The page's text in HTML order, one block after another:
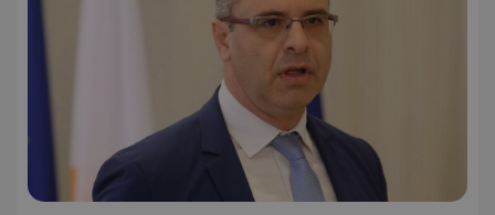
ASP.NET_SessionId
Microsoft Corporation